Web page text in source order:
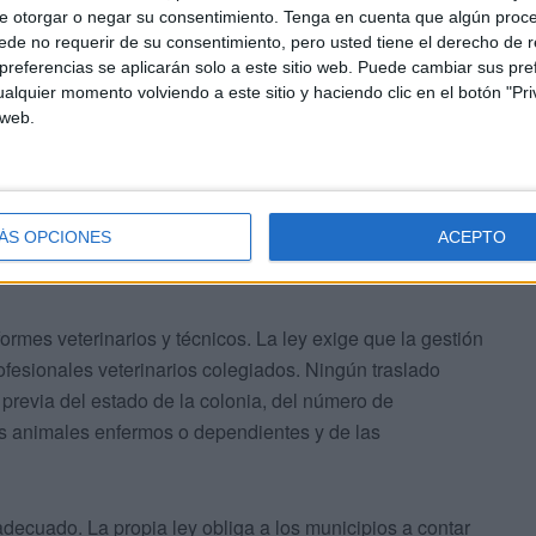
otorgar o negar su consentimiento. Tenga en cuenta que algún
no requerir de su consentimiento, pero usted tiene el derecho de
se aplicarán solo a este sitio web. Puede cambiar sus
momento volviendo a este sitio y haciendo clic en el botón
OPCIONES ACEPTO
justifica el traslado. No basta una simple queja vecinal
acreditados relacionados con riesgos para los
urbanísticas inevitables o afecciones graves sobre la
veterinarios y técnicos. La ley exige que la gestión
veterinarios colegiados. Ningún traslado
del estado de la colonia, del número de
enfermos o dependientes y de las
La propia ley obliga a los municipios a contar